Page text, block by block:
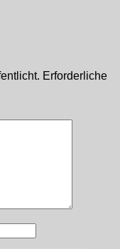
Erforderliche